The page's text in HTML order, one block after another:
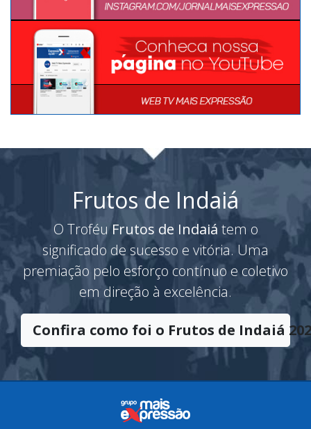
Frutos de Indaiá
O Troféu Frutos de Indaiá tem o
significado de sucesso e vitória. Uma
premiação pelo esforço contínuo e coletivo
em direção à excelência.
Confira como foi o Frutos de Indaiá